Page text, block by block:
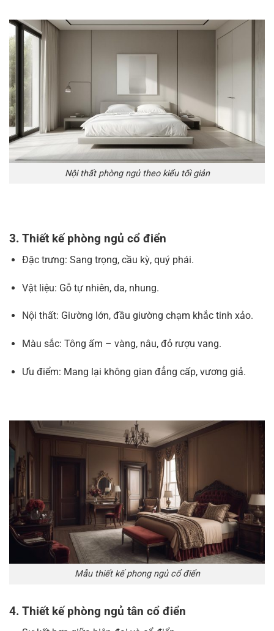
Nội thất phòng ngủ theo kiểu tối giản
3. Thiết kế phòng ngủ cổ điển
Đặc trưng: Sang trọng, cầu kỳ, quý phái.
Vật liệu: Gỗ tự nhiên, da, nhung.
Nội thất: Giường lớn, đầu giường chạm khắc tinh xảo.
Màu sắc: Tông ấm – vàng, nâu, đỏ rượu vang.
Ưu điểm: Mang lại không gian đẳng cấp, vương giả.
Mẫu thiết kế phong ngủ cổ điển
4. Thiết kế phòng ngủ tân cổ điển